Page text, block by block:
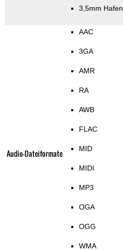
3,5mm Hafen
Audio-Dateiformate
AAC
3GA
AMR
RA
AWB
FLAC
MID
MIDI
MP3
OGA
OGG
WMA